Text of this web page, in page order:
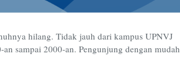
hilang. Tidak jauh dari kampus UPNVJ
sampai 2000-an. Pengunjung dengan mudah